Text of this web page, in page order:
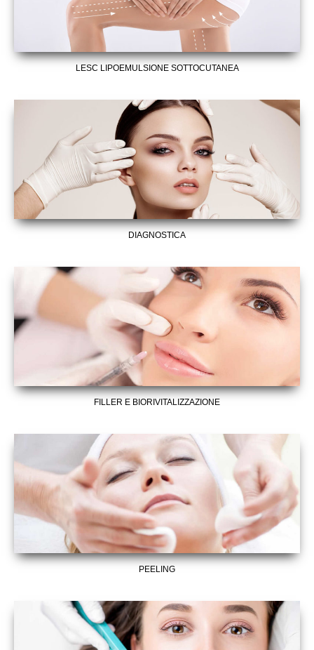
LESC LIPOEMULSIONE SOTTOCUTANEA
DIAGNOSTICA
FILLER E BIORIVITALIZZAZIONE
PEELING